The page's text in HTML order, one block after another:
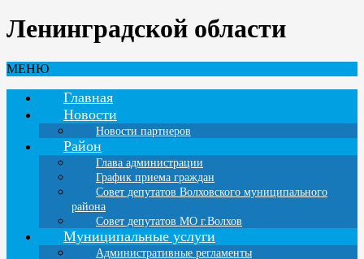
Ленинградской области
МЕНЮ
Главная
Новости
Новости партнеров
Район
Глава администрации
График приема граждан
Совет депутатов Волховского муниципального
района
Совет депутатов МО г.Волхов
Муниципальные услуги
Административные регламенты